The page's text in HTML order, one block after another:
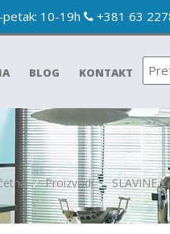
10-19h +381 63
BLOG KONTAKT
/ Proizvodi / SLAVINE